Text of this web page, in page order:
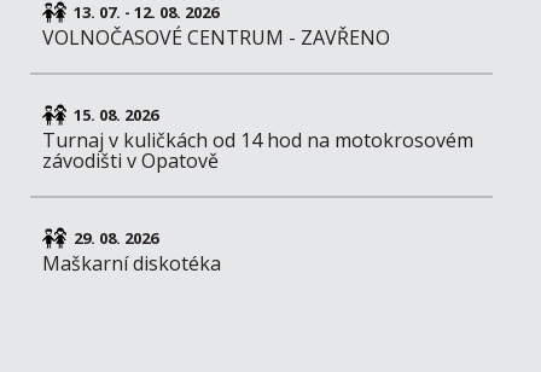
13. 07. - 12. 08. 2026
VOLNOČASOVÉ CENTRUM - ZAVŘENO
15. 08. 2026
Turnaj v kuličkách od 14 hod na motokrosovém
závodišti v Opatově
29. 08. 2026
Maškarní diskotéka